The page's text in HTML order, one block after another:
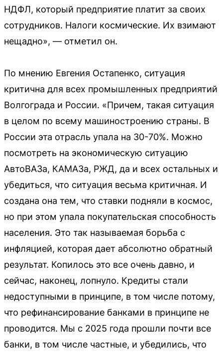
НДФЛ, который предприятие платит за своих
сотрудников. Налоги космические. Их взимают
нещадно», — отметил он.
По мнению Евгения Остапенко, ситуация
критична для всех промышленных предприятий
Волгограда и России. «Причем, такая ситуация
в целом по всему машиностроению страны. В
России эта отрасль упала на 30-70%. Можно
посмотреть на экономическую ситуацию
АвтоВАЗа, КАМАЗа, РЖД, да и всех остальных и
убедиться, что ситуация весьма критичная. И
создана она тем, что ставки подняли в космос,
но при этом упала покупательская способность
населения. Это так называемая борьба с
инфляцией, которая дает абсолютно обратный
результат. Копилось это все очень давно, и
сейчас, наконец, лопнуло. Кредиты стали
недоступными в принципе, в том числе потому,
что рефинансирование банками в принципе не
проводится. Мы с 2025 года прошли почти все
банки, в том числе частные, и убедились, что